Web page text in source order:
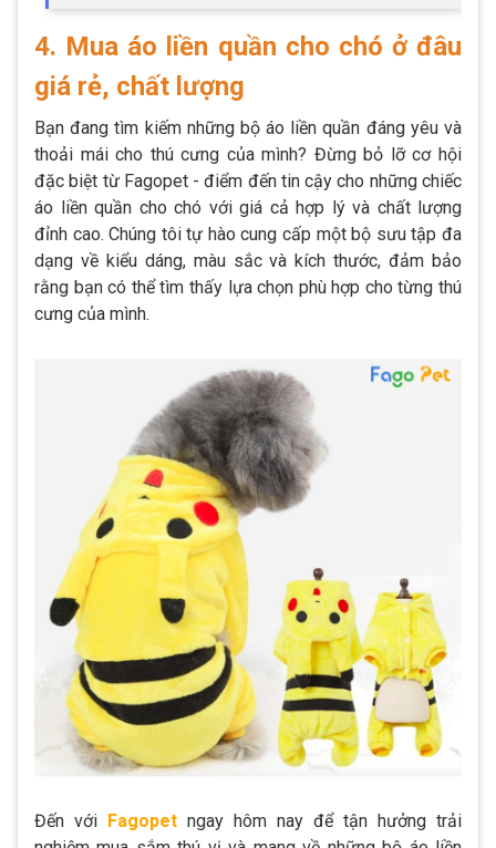
4. Mua áo liền quần cho chó ở đâu
giá rẻ, chất lượng
Bạn đang tìm kiếm những bộ áo liền quần đáng yêu và
thoải mái cho thú cưng của mình? Đừng bỏ lỡ cơ hội
đặc biệt từ Fagopet - điểm đến tin cậy cho những chiếc
áo liền quần cho chó với giá cả hợp lý và chất lượng
đỉnh cao. Chúng tôi tự hào cung cấp một bộ sưu tập đa
dạng về kiểu dáng, màu sắc và kích thước, đảm bảo
rằng bạn có thể tìm thấy lựa chọn phù hợp cho từng thú
cưng của mình.
Đến với Fagopet ngay hôm nay để tận hưởng trải